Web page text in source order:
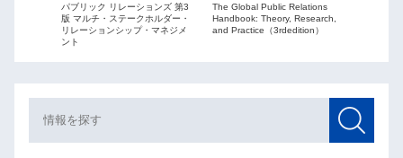
パブリック リレーションズ 第3
版 マルチ・ステークホルダー・
リレーションシップ・マネジメ
ント
The Global Public Relations
Handbook: Theory, Research,
and Practice（3rdedition）